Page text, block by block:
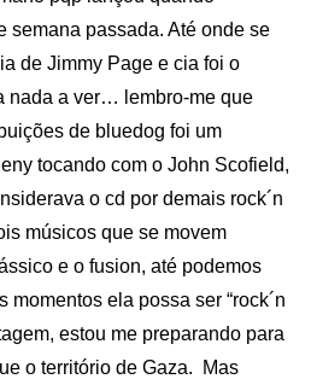
semana passada. Até onde se
de Jimmy Page e cia foi o
nada a ver… lembro-me que
de bluedog foi um
tocando com o John Scofield,
o cd por demais rock´n
músicos que se movem
e o fusion, até podemos
ela possa ser “rock´n
estou me preparando para
o território de Gaza. Mas